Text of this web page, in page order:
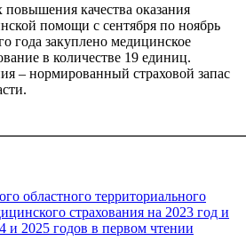
повышения качества оказания
помощи с сентября по ноябрь
года закуплено медицинское
в количестве 19 единиц.
– нормированный страховой запас
областного территориального
страхования на 2023 год и
и 2025 годов в первом чтении